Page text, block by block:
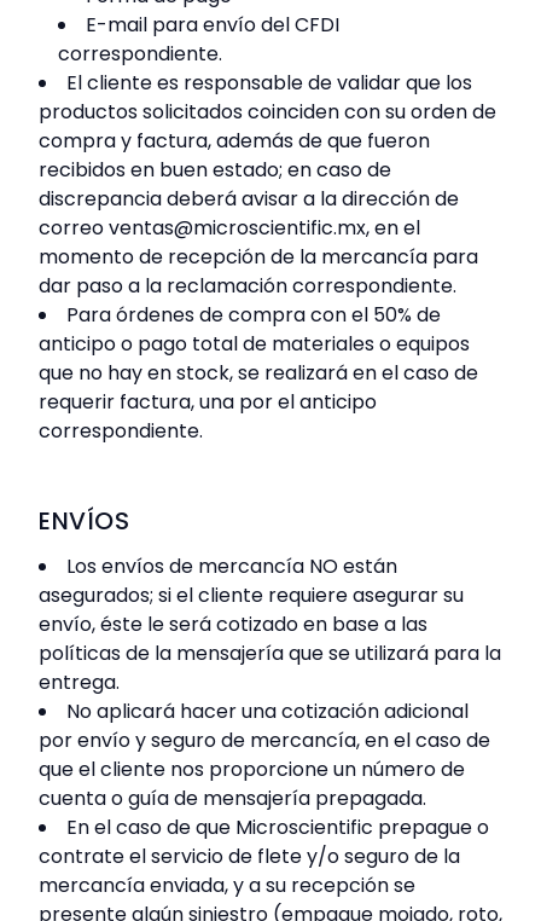
E-mail para envío del CFDI
correspondiente.
El cliente es responsable de validar que los
productos solicitados coinciden con su orden de
compra y factura, además de que fueron
recibidos en buen estado; en caso de
discrepancia deberá avisar a la dirección de
correo ventas@microscientific.mx, en el
momento de recepción de la mercancía para
dar paso a la reclamación correspondiente.
Para órdenes de compra con el 50% de
anticipo o pago total de materiales o equipos
que no hay en stock, se realizará en el caso de
requerir factura, una por el anticipo
correspondiente.
ENVÍOS
Los envíos de mercancía NO están
asegurados; si el cliente requiere asegurar su
envío, éste le será cotizado en base a las
políticas de la mensajería que se utilizará para la
entrega.
No aplicará hacer una cotización adicional
por envío y seguro de mercancía, en el caso de
que el cliente nos proporcione un número de
cuenta o guía de mensajería prepagada.
En el caso de que Microscientific prepague o
contrate el servicio de flete y/o seguro de la
mercancía enviada, y a su recepción se
presente algún siniestro (empaque mojado, roto,